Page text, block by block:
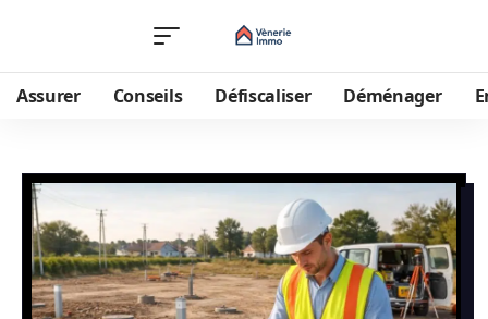
Assurer Conseils Défiscaliser Déménager